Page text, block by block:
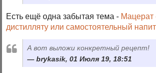
Есть ещё одна забытая тема - Мацерат
дистилляту или самостоятельный
А вот выложи конкретный рецепт!
brykasik, 01 Июля 19, 18:51